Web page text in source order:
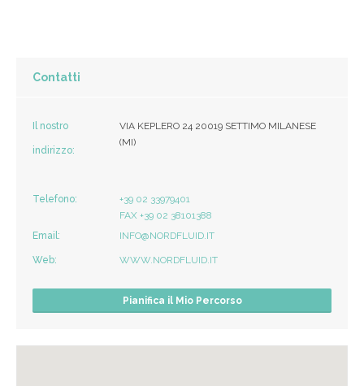
Contatti
Il nostro
indirizzo:
VIA KEPLERO 24 20019 SETTIMO MILANESE
(MI)
Telefono:
+39 02 33979401
FAX +39 02 38101388
Email:
INFO@NORDFLUID.IT
Web: WWW.NORDFLUID.IT
Pianifica il Mio Percorso